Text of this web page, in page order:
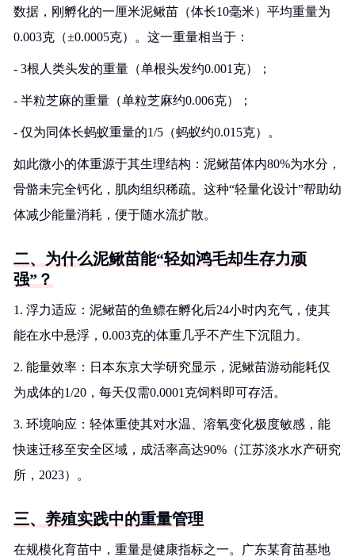
数据，刚孵化的一厘米泥鳅苗（体长10毫米）平均重量为
0.003克（±0.0005克）。这一重量相当于：
- 3根人类头发的重量（单根头发约0.001克）；
- 半粒芝麻的重量（单粒芝麻约0.006克）；
- 仅为同体长蚂蚁重量的1/5（蚂蚁约0.015克）。
如此微小的体重源于其生理结构：泥鳅苗体内80%为水分，
骨骼未完全钙化，肌肉组织稀疏。这种“轻量化设计”帮助幼
体减少能量消耗，便于随水流扩散。
二、为什么泥鳅苗能“轻如鸿毛却生存力顽
强”？
1. 浮力适应：泥鳅苗的鱼鳔在孵化后24小时内充气，使其
能在水中悬浮，0.003克的体重几乎不产生下沉阻力。
2. 能量效率：日本东京大学研究显示，泥鳅苗游动能耗仅
为成体的1/20，每天仅需0.0001克饲料即可存活。
3. 环境响应：轻体重使其对水温、溶氧变化极度敏感，能
快速迁移至安全区域，成活率高达90%（江苏淡水水产研究
所，2023）。
三、养殖实践中的重量管理
在规模化育苗中，重量是健康指标之一。广东某育苗基地